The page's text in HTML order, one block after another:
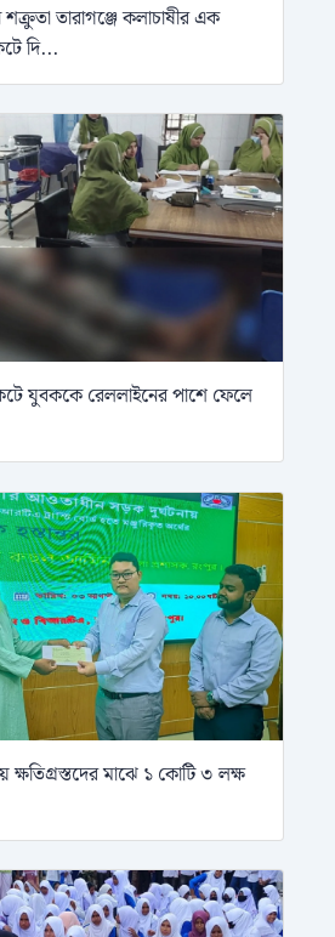
তারাগঞ্জে কলাচাষীর এক
দি...
যুবককে রেললাইনের পাশে ফেলে
ক্ষতিগ্রস্তদের মাঝে ১ কোটি ৩ লক্ষ